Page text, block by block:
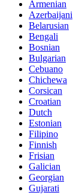
Armenian
Azerbaijani
Belarusian
Bengali
Bosnian
Bulgarian
Cebuano
Chichewa
Corsican
Croatian
Dutch
Estonian
Filipino
Finnish
Frisian
Galician
Georgian
Gujarati